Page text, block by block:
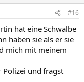
#16
hat eine Schwalbe
haben sie als er sie
mich mit meinem
und fragst